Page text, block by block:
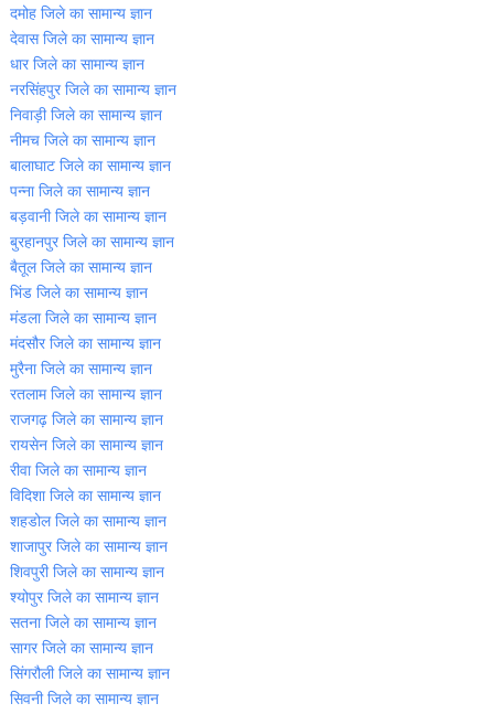
दमोह जिले का सामान्‍य ज्ञान
देवास जिले का सामान्‍य ज्ञान
धार जिले का सामान्‍य ज्ञान
नरसिंहपुर जिले का सामान्‍य ज्ञान
निवाड़ी जिले का सामान्‍य ज्ञान
नीमच जिले का सामान्‍य ज्ञान
बालाघाट जिले का सामान्‍य ज्ञान
पन्‍ना जिले का सामान्‍य ज्ञान
बड़वानी जिले का सामान्‍य ज्ञान
बुरहानपुर जिले का सामान्‍य ज्ञान
बैतूल जिले का सामान्‍य ज्ञान
भिंड जिले का सामान्‍य ज्ञान
मंडला जिले का सामान्‍य ज्ञान
मंदसौर जिले का सामान्‍य ज्ञान
मुरैना जिले का सामान्‍य ज्ञान
रतलाम जिले का सामान्‍य ज्ञान
राजगढ़ जिले का सामान्‍य ज्ञान
रायसेन जिले का सामान्‍य ज्ञान
रीवा जिले का सामान्‍य ज्ञान
विदिशा जिले का सामान्‍य ज्ञान
शहडोल जिले का सामान्‍य ज्ञान
शाजापुर जिले का सामान्‍य ज्ञान
शिवपुरी जिले का सामान्‍य ज्ञान
श्‍योपुर जिले का सामान्‍य ज्ञान
सतना जिले का सामान्‍य ज्ञान
सागर जिले का सामान्‍य ज्ञान
सिंगरौली जिले का सामान्‍य ज्ञान
सिवनी जिले का सामान्‍य ज्ञान